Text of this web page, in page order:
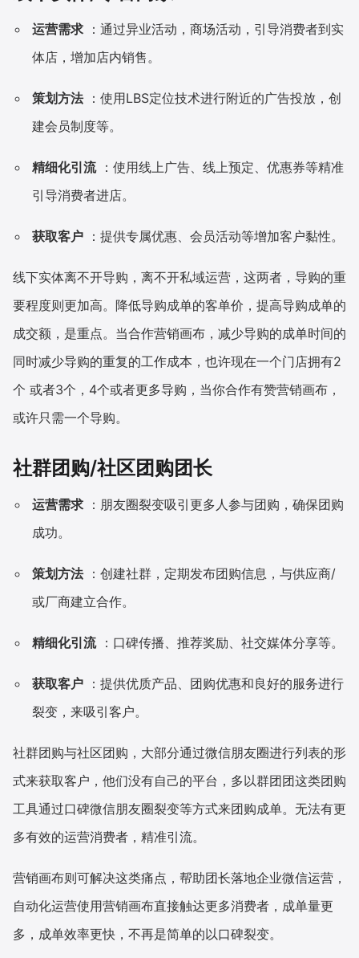
运营需求 ：通过异业活动，商场活动，引导消费者到实
体店，增加店内销售。
策划方法：使用LBS定位技术进行附近的广告投放，创
建会员制度等。
精细化引流：使用线上广告、线上预定、优惠券等精准
引导消费者进店。
获取客户 ：提供专属优惠、会员活动等增加客户黏性。
线下实体离不开导购，离不开私域运营，这两者，导购的重
要程度则更加高。降低导购成单的客单价，提高导购成单的
成交额，是重点。当合作营销画布，减少导购的成单时间的
同时减少导购的重复的工作成本，也许现在一个门店拥有2
个 或者3个，4个或者更多导购，当你合作有赞营销画布，
或许只需一个导购。
社群团购/社区团购团长
运营需求 ：朋友圈裂变吸引更多人参与团购，确保团购
成功。
策划方法：创建社群，定期发布团购信息，与供应商/
或厂商建立合作。
精细化引流：口碑传播、推荐奖励、社交媒体分享等。
获取客户 ：提供优质产品、团购优惠和良好的服务进行
裂变，来吸引客户。
社群团购与社区团购，大部分通过微信朋友圈进行列表的形
式来获取客户，他们没有自己的平台，多以群团团这类团购
工具通过口碑微信朋友圈裂变等方式来团购成单。无法有更
多有效的运营消费者，精准引流。
营销画布则可解决这类痛点，帮助团长落地企业微信运营，
自动化运营使用营销画布直接触达更多消费者，成单量更
多，成单效率更快，不再是简单的以口碑裂变。